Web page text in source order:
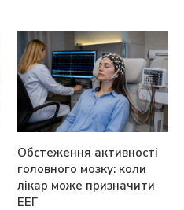
Обстеження активності
головного мозку: коли
лікар може призначити
ЕЕГ